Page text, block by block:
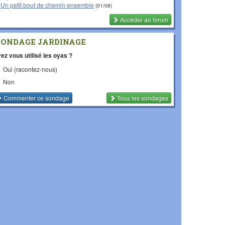
Un petit bout de chemin ensemble (01/08)
Accéder au forum
JARDINAGE
vous utilisé les oyas ?
Oui (racontez-nous)
Non
Commenterce sondage Tous les sondages